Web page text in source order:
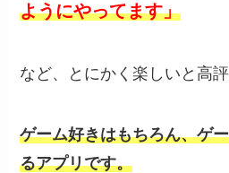
ようにやってます」
など、とにかく楽しいと高評
ゲーム好きはもちろん、ゲ
るアプリです。